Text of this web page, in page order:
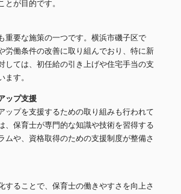
とが目的です。
重要な施策の一つです。横浜市磯子区で
労働条件の改善に取り組んでおり、特に新
しては、初任給の引き上げや住宅手当の支
ます。
ップ支援
ップを支援するための取り組みも行われて
、保育士が専門的な知識や技術を習得する
ムや、資格取得のための支援制度が整備さ
することで、保育士の働きやすさを向上さ